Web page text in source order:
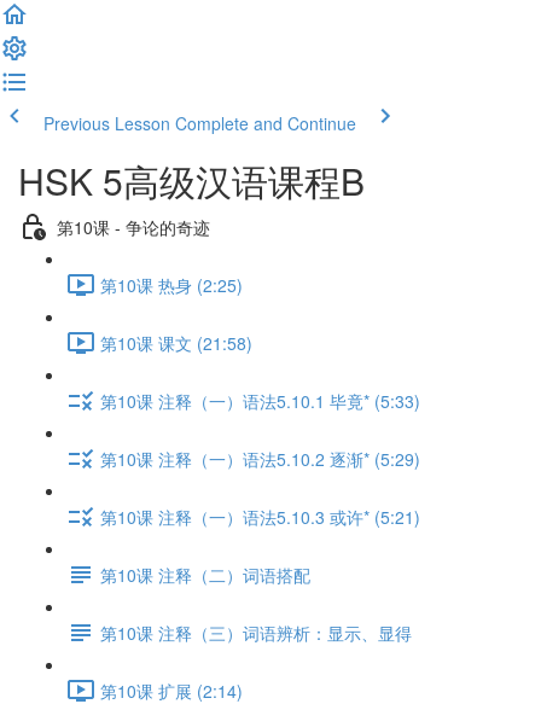
Previous Lesson Complete and Continue
HSK 5高级汉语课程B
第10课 - 争论的奇迹
第10课 热身 (2:25)
第10课 课文 (21:58)
第10课 注释（一）语法5.10.1 毕竟* (5:33)
第10课 注释（一）语法5.10.2 逐渐* (5:29)
第10课 注释（一）语法5.10.3 或许* (5:21)
第10课 注释（二）词语搭配
第10课 注释（三）词语辨析：显示、显得
第10课 扩展 (2:14)